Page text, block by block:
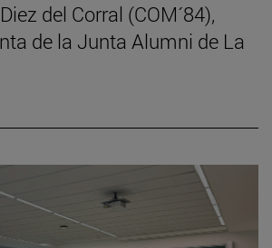
del Corral (COM´84),
de la Junta Alumni de La